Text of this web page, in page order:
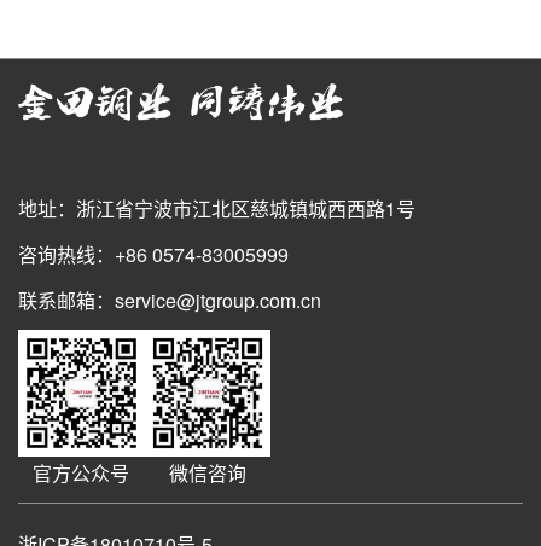
地址：浙江省宁波市江北区慈城镇城西西路1号
咨询热线：+86 0574-83005999
联系邮箱：service@jtgroup.com.cn
官方公众号 微信咨询